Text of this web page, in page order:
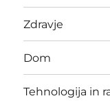
Zdravje
Dom
Tehnologija in